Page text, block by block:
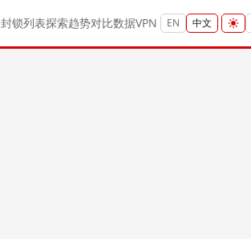
封锁列表探索趋势对比数据VPN EN 中文